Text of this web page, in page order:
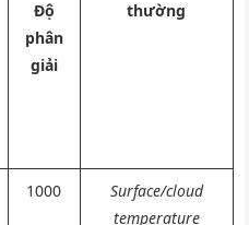
Độ
phân
giải
thường
1000
Surface/cloud
temperature